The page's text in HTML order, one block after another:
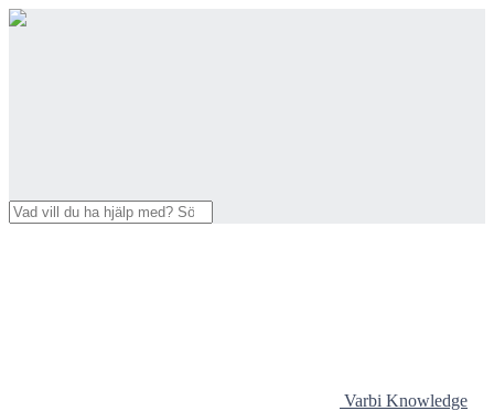
Varbi Knowledge